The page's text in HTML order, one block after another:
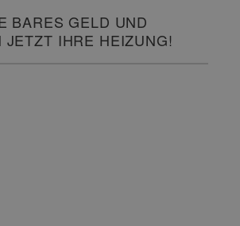
BARES GELD UND
JETZT IHRE HEIZUNG!